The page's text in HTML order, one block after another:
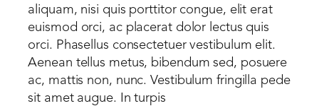
aliquam, nisi quis porttitor congue, elit erat
euismod orci, ac placerat dolor lectus quis
orci. Phasellus consectetuer vestibulum elit.
Aenean tellus metus, bibendum sed, posuere
ac, mattis non, nunc. Vestibulum fringilla pede
sit amet augue. In turpis